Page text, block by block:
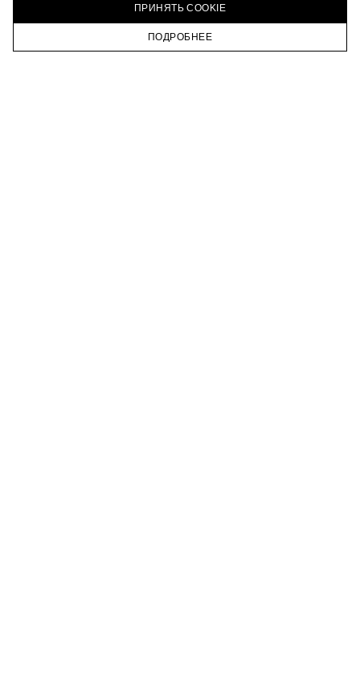
ПРИНЯТЬ COOKIE
ПОДРОБНЕЕ
ГЛАВНАЯ КАТАЛОГ КОРЗИНА ПРОФИЛЬ
ТЕЛЕГРАМ
ПОДПИСАТЬСЯ НА НОВОСТИ